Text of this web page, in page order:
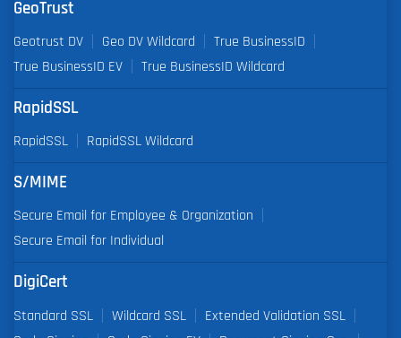
GeoTrust
Geotrust DV Geo DV Wildcard
True BusinessID
True BusinessID EV
True BusinessID Wildcard
RapidSSL
RapidSSL RapidSSL Wildcard
S/MIME
Secure Email for Employee & Organization
Secure Email for Individual
DigiCert
Standard SSL Wildcard SSL
Extended Validation SSL